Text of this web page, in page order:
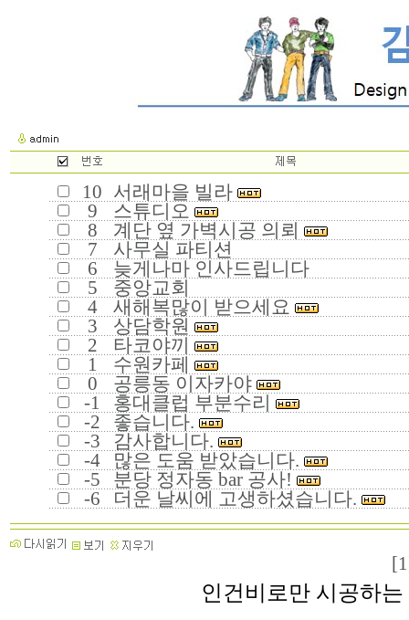
10 서래마을 빌라
9
스튜디오
8
계단 옆 가벽시공 의뢰
7
사무실 파티션
6
늦게나마 인사드립니다
5
중앙교회
4
새해복많이 받으세요
3
상담학원
2
타코야끼
1
수원카페
0
공릉동 이자카야
-1
홍대클럽 부분수리
-2
좋습니다.
-3
감사합니다.
-4
많은 도움 받았습니다.
-5
분당 정자동 bar 공사!
-6
더운 날씨에 고생하셨습니다.
인건비로만 시공하